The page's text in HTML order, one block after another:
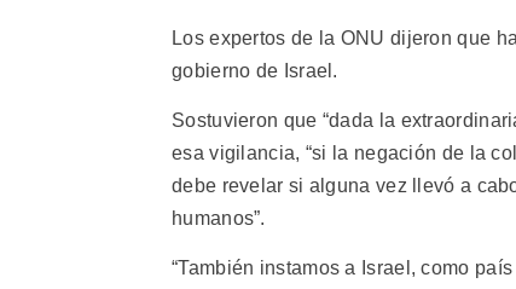
Los expertos de la ONU dijeron que
gobierno de Israel.
Sostuvieron que “dada la
esa vigilancia, “si la negación de la
debe revelar si alguna vez llevó a
humanos”.
“También instamos a Israel, como